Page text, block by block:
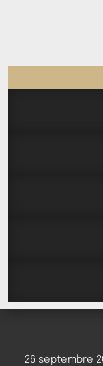
26 septembre